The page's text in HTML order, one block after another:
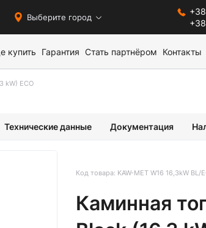
Выберите город
купить Гарантия Стать партнёром Контакты
kW) ECO
Технические данные Документация
Код товара: KAW-MET W16 16,3kW BL/
Каминная